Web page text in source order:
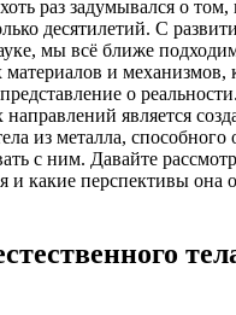
раз задумывался о
десятилетий. С
мы всё ближе
материалов и механизмов,
о
является
из металла,
с ним. Давайте
и какие перспективы она